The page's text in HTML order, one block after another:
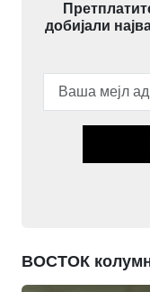
добијали
ВОСТОК